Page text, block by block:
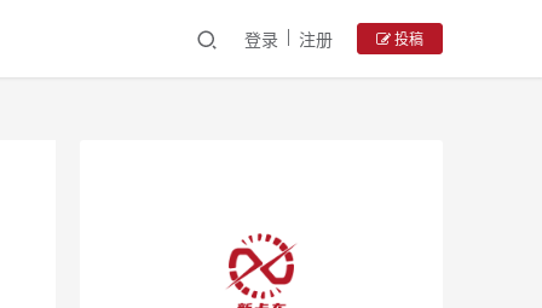
登录 注册 投稿